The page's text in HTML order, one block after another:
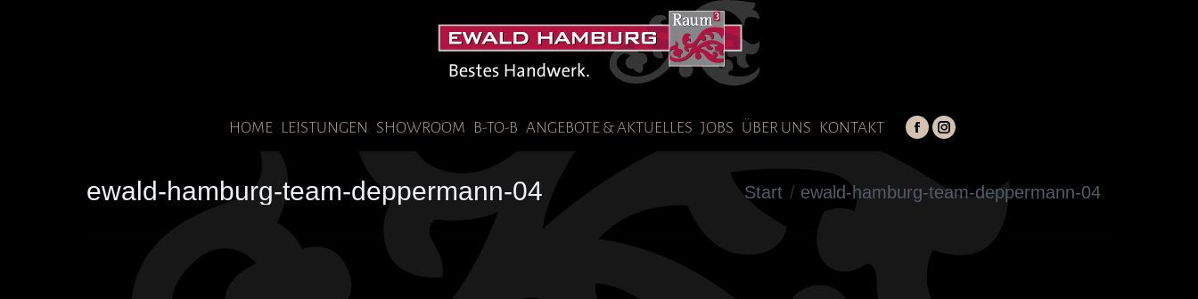
HOME LEISTUNGEN SHOWROOM B-TO-B ANGEBOTE & AKTUELLES JOBS ÜBER UNS KONTAKT
Facebook
opens
in
Instagram
ewald-hamburg-team-deppermann-04 Sie befinden sich hier:
Start ewald-hamburg-team-deppermann-04